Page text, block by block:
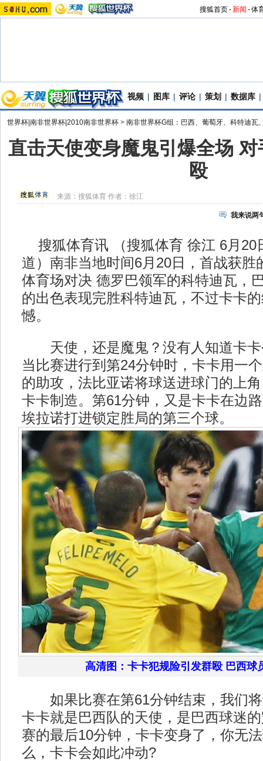
搜狐首页-新闻 -体
视频 | 图库 | 评论 | 策划 | 数据库 |
世界杯|南非世界杯|2010南非世界杯 > 南非世界杯G组：巴西、葡萄牙、科特迪瓦
直击天使变身魔鬼引爆全场
殴
来源：搜狐体育 作者：徐江
我来说两
搜狐体育讯 （搜狐体育 徐江 6月20
道）南非当地时间6月20日，首战获胜
体育场对决 德罗巴领军的科特迪瓦，
的出色表现完胜科特迪瓦，不过卡卡
憾。
天使，还是魔鬼？没有人知道卡卡
当比赛进行到第24分钟时，卡卡用一
的助攻，法比亚诺将球送进球门的上
卡卡制造。第61分钟，又是卡卡在边
埃拉诺打进锁定胜局的第三个球。
高清图：卡卡犯规险引发群殴 巴西球
如果比赛在第61分钟结束，我们将
卡卡就是巴西队的天使，是巴西球迷
赛的最后10分钟，卡卡变身了，你无
么，卡卡会如此冲动?